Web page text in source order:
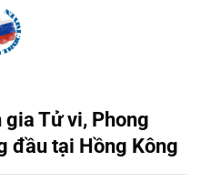
gia Tử vi, Phong
đầu tại Hồng Kông